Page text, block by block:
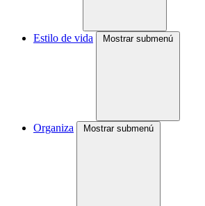
Estilo de vida Mostrar submenú
Organiza Mostrar submenú